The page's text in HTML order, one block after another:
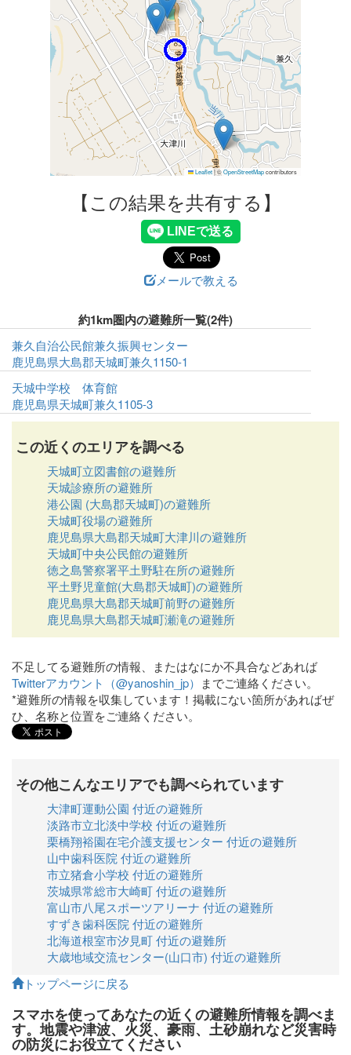
Leaflet|©OpenStreetMapcontributors
【この結果を共有する】
メールで教える
約1km圏内の避難所一覧(2件)
兼久自治公民館兼久振興センター
鹿児島県大島郡天城町兼久1150-1
天城中学校 体育館
鹿児島県天城町兼久1105-3
この近くのエリアを調べる
天城町立図書館の避難所
天城診療所の避難所
港公園 (大島郡天城町)の避難所
天城町役場の避難所
鹿児島県大島郡天城町大津川の避難所
天城町中央公民館の避難所
徳之島警察署平土野駐在所の避難所
平土野児童館(大島郡天城町)の避難所
鹿児島県大島郡天城町前野の避難所
鹿児島県大島郡天城町瀬滝の避難所
不足してる避難所の情報、またはなにか不具合などあれば
Twitterアカウント（@yanoshin_jp） までご連絡ください。
*避難所の情報を収集しています！掲載にない箇所があればぜ
ひ、名称と位置をご連絡ください。
その他こんなエリアでも調べられています
大津町運動公園 付近の避難所
淡路市立北淡中学校 付近の避難所
栗橋翔裕園在宅介護支援センター 付近の避難所
山中歯科医院 付近の避難所
市立猪倉小学校 付近の避難所
茨城県常総市大崎町 付近の避難所
富山市八尾スポーツアリーナ 付近の避難所
すずき歯科医院 付近の避難所
北海道根室市汐見町 付近の避難所
大歳地域交流センター(山口市) 付近の避難所
トップページに戻る
スマホを使ってあなたの近くの避難所情報を調べま
す。地震や津波、火災、豪雨、土砂崩れなど災害時
の防災にお役立てください